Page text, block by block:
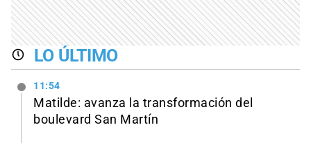
LO ÚLTIMO
11:54
Matilde: avanza la transformación del
boulevard San Martín